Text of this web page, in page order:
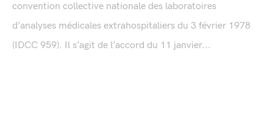
convention collective nationale des laboratoires
d’analyses médicales extrahospitaliers du 3 février 1978
(IDCC 959). Il s’agit de l’accord du 11 janvier...